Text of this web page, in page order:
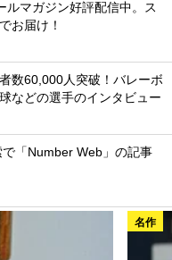
ルマガジン好評配信中。ス
お届け！
数60,000人突破！バレーボ
などの選手のインタビュー
で「Number Web」の記事
名作